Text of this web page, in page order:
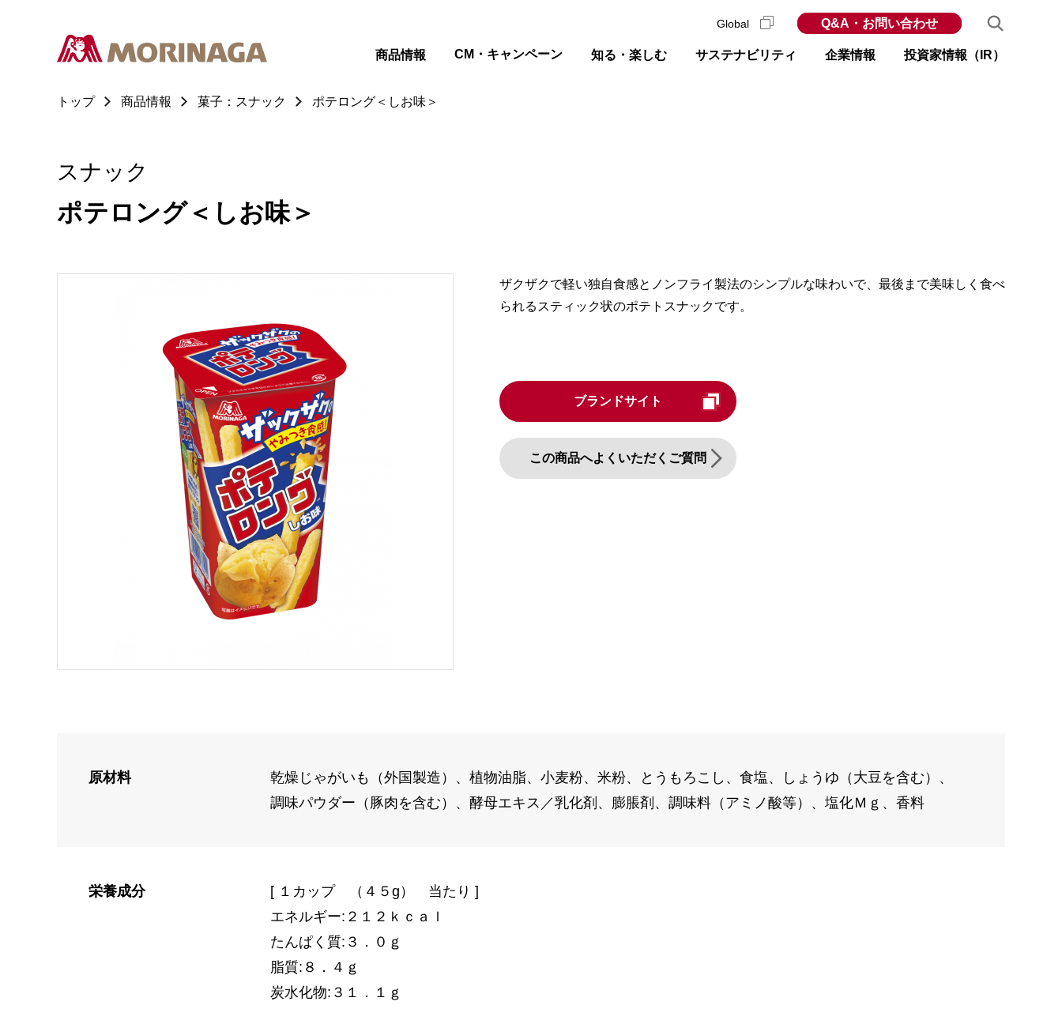
商品情報 CM・キャンペーン 知る・楽しむ サステナビリティ 企業情報 投資家情報（IR）
Global Q&A・お問い合わせ
トップ 商品情報 菓子：スナック ポテロング＜しお味＞
スナック
ポテロング＜しお味＞
ザクザクで軽い独自食感とノンフライ製法のシンプルな味わいで、最後まで美味しく食べ
られるスティック状のポテトスナックです。
ブランドサイト
この商品へよくいただくご質問
原材料
乾燥じゃがいも（外国製造）、植物油脂、小麦粉、米粉、とうもろこし、食塩、しょうゆ（大豆を含む）、
調味パウダー（豚肉を含む）、酵母エキス／乳化剤、膨脹剤、調味料（アミノ酸等）、塩化Ｍｇ、香料
栄養成分
[ １カップ （４５g） 当たり ]
エネルギー:２１２ｋｃａｌ
たんぱく質:３．０ｇ
脂質:８．４ｇ
炭水化物:３１．１ｇ